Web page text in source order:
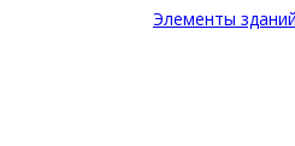
Элементы